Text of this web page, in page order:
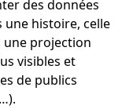
des données
une histoire, celle
une projection
visibles et
de publics